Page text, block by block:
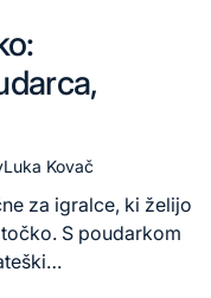
Luka Kovač
za igralce, ki želijo
S poudarkom